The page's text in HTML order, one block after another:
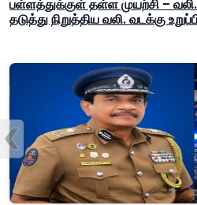
பள்ளத்துக்குள் தள்ள முயற்சி –
தடுத்து நிறுத்திய வலி. வடக்கு